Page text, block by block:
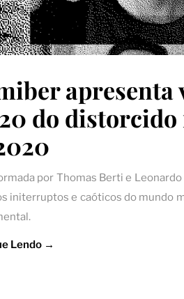
apresenta
do distorcido
por Thomas Berti e
initerruptos e caóticos do mundo
Lendo →